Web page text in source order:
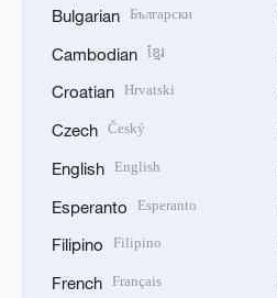
Bulgarian Български
Cambodian ខ្មែរ
Croatian Hrvatski
Czech Český
English English
Esperanto Esperanto
Filipino Filipino
French Français